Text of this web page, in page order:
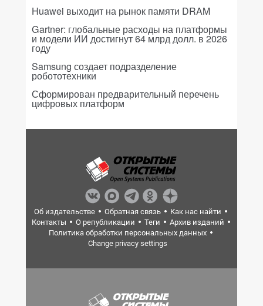
Huawei выходит на рынок памяти DRAM
Gartner: глобальные расходы на платформы
и модели ИИ достигнут 64 млрд долл. в 2026
году
Samsung создает подразделение
робототехники
Сформирован предварительный перечень
цифровых платформ
Об издательстве Обратная связь
Как нас найти
Контакты
О републикации Теги
Архив изданий
Политика обработки персональных данных
Change privacy settings